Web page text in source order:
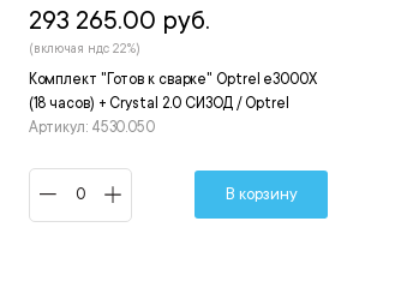
Комплект "Готов к сварке" Optrel e3000X
(18 часов) + Crystal 2.0 СИЗОД / Optrel
Артикул: 4530.050
293 265.00 руб.
(включая ндс 22%)
В корзину